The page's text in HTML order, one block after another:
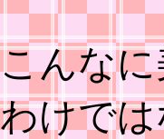
こんな
わけで